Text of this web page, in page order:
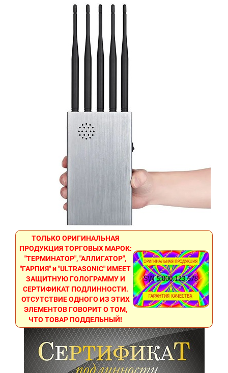
ТОЛЬКО ОРИГИНАЛЬНАЯ
ПРОДУКЦИЯ ТОРГОВЫХ МАРОК:
"ТЕРМИНАТОР", "АЛЛИГАТОР",
"ГАРПИЯ" и "ULTRASONIC" ИМЕЕТ
ЗАЩИТНУЮ ГОЛОГРАММУ И
СЕРТИФИКАТ ПОДЛИННОСТИ.
ОТСУТСТВИЕ ОДНОГО ИЗ ЭТИХ
ЭЛЕМЕНТОВ ГОВОРИТ О ТОМ,
ЧТО ТОВАР ПОДДЕЛЬНЫЙ!